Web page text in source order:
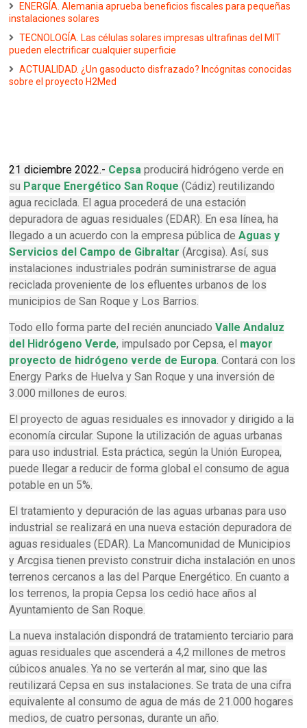
ENERGÍA. Alemania aprueba beneficios fiscales para pequeñas
instalaciones solares
TECNOLOGÍA. Las células solares impresas ultrafinas del MIT
pueden electrificar cualquier superficie
ACTUALIDAD. ¿Un gasoducto disfrazado? Incógnitas conocidas
sobre el proyecto H2Med
21 diciembre 2022.- Cepsa producirá hidrógeno verde en
su Parque Energético San Roque (Cádiz) reutilizando
agua reciclada. El agua procederá de una estación
depuradora de aguas residuales (EDAR). En esa línea, ha
llegado a un acuerdo con la empresa pública deAguas y
Servicios del Campo de Gibraltar (Arcgisa). Así, sus
instalaciones industriales podrán suministrarse de agua
reciclada proveniente de los efluentes urbanos de los
municipios de San Roque y Los Barrios.
Todo ello forma parte del recién anunciadoValle Andaluz
del Hidrógeno Verde, impulsado por Cepsa, el mayor
proyecto de hidrógeno verde de Europa. Contará con los
Energy Parks de Huelva y San Roque y una inversión de
3.000 millones de euros.
El proyecto de aguas residuales es innovador y dirigido a la
economía circular. Supone la utilización de aguas urbanas
para uso industrial. Esta práctica, según la Unión Europea,
puede llegar a reducir de forma global el consumo de agua
potable en un 5%.
El tratamiento y depuración de las aguas urbanas para uso
industrial se realizará en una nueva estación depuradora de
aguas residuales (EDAR). La Mancomunidad de Municipios
y Arcgisa tienen previsto construir dicha instalación en unos
terrenos cercanos a las del Parque Energético. En cuanto a
los terrenos, la propia Cepsa los cedió hace años al
Ayuntamiento de San Roque.
La nueva instalación dispondrá de tratamiento terciario para
aguas residuales que ascenderá a 4,2 millones de metros
cúbicos anuales. Ya no se verterán al mar, sino que las
reutilizará Cepsa en sus instalaciones. Se trata de una cifra
equivalente al consumo de agua de más de 21.000 hogares
medios, de cuatro personas, durante un año.